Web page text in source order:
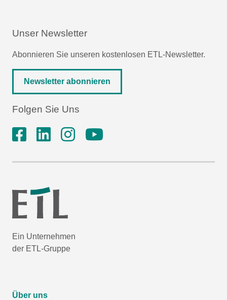
Unser Newsletter
Abonnieren Sie unseren kostenlosen ETL-Newsletter.
Newsletter abonnieren
Folgen Sie Uns
Ein Unternehmen
der ETL-Gruppe
Über uns